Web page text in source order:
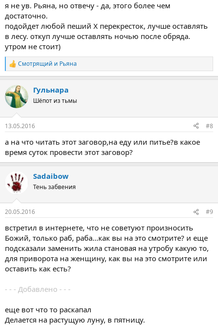
я не ув. Рьяна, но отвечу - да, этого более чем
достаточно.
подойдет любой пеший Х перекресток, лучше оставлять
в лесу. откуп лучше оставлять ночью после обряда.
утром не стоит)
Р
е
к
ц
и
Смотрящий и Рьяна
Гульнара
Шёпот из тьмы
13.05.2016 #8
а на что читать этот заговор,на еду или питье?в какое
время суток провести этот заговор?
Sadaibow
Тень забвения
20.05.2016 #9
встретил в интернете, что не советуют произносить
Божий, только раб, раба...как вы на это смотрите? и еще
подсказали заменить жила становая на утробу какую то,
для приворота на женщину, как вы на это смотрите или
оставить как есть?
- - - Добавлено - - -
еще вот что то раскапал
Делается на растущую луну, в пятницу.